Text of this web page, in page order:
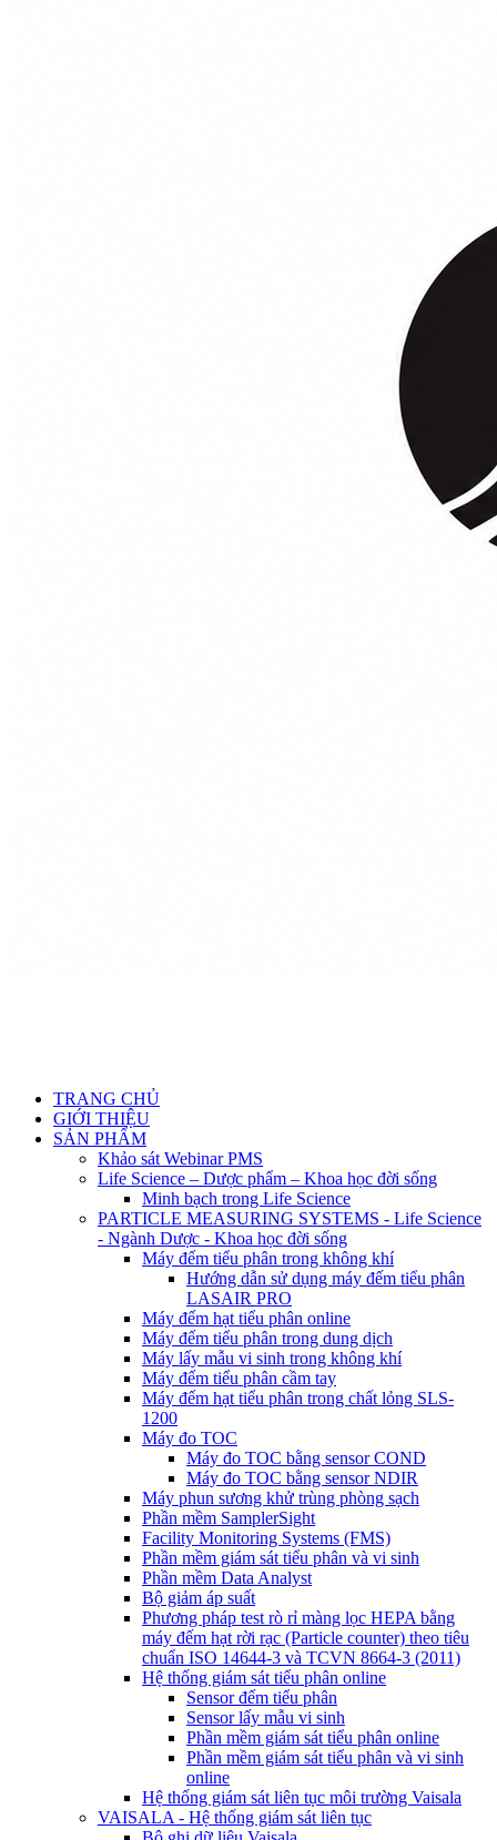
TRANG CHỦ
GIỚI THIỆU
SẢN PHẨM
Khảo sát Webinar PMS
Life Science – Dược phẩm – Khoa học đời sống
Minh bạch trong Life Science
PARTICLE MEASURING SYSTEMS - Life Science
- Ngành Dược - Khoa học đời sống
Máy đếm tiểu phân trong không khí
Hướng dẫn sử dụng máy đếm tiểu phân
LASAIR PRO
Máy đếm hạt tiểu phân online
Máy đếm tiểu phân trong dung dịch
Máy lấy mẫu vi sinh trong không khí
Máy đếm tiểu phân cầm tay
Máy đếm hạt tiểu phân trong chất lỏng SLS-
1200
Máy đo TOC
Máy đo TOC bằng sensor COND
Máy đo TOC bằng sensor NDIR
Máy phun sương khử trùng phòng sạch
Phần mềm SamplerSight
Facility Monitoring Systems (FMS)
Phần mềm giám sát tiểu phân và vi sinh
Phần mềm Data Analyst
Bộ giảm áp suất
Phương pháp test rò rỉ màng lọc HEPA bằng
máy đếm hạt rời rạc (Particle counter) theo tiêu
chuẩn ISO 14644-3 và TCVN 8664-3 (2011)
Hệ thống giám sát tiểu phân online
Sensor đếm tiểu phân
Sensor lấy mẫu vi sinh
Phần mềm giám sát tiểu phân online
Phần mềm giám sát tiểu phân và vi sinh
online
Hệ thống giám sát liên tục môi trường Vaisala
VAISALA - Hệ thống giám sát liên tục